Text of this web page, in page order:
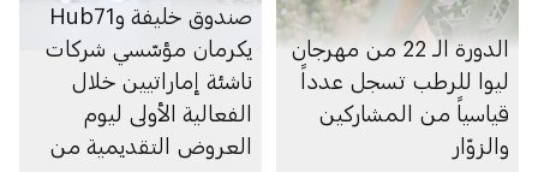
الدورة الـ 22 من مهرجان
ليوا للرطب تسجل عدداً
قياسياً من المشاركين
والزوّار
صندوق خليفة وHub71
يكرمان مؤسّسي شركات
ناشئة إماراتيين خلال
الفعالية الأولى ليوم
العروض التقديمية من